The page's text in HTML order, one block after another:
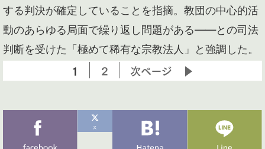
する判決が確定していることを指摘。教団の中心的活
動のあらゆる局面で繰り返し問題がある――との司法
判断を受けた「極めて稀有な宗教法人」と強調した。
1 2 次ページ ▶